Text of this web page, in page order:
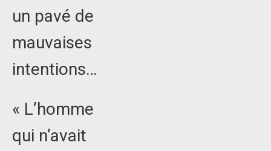
un pavé de
mauvaises
intentions…
« L’homme
qui n’avait